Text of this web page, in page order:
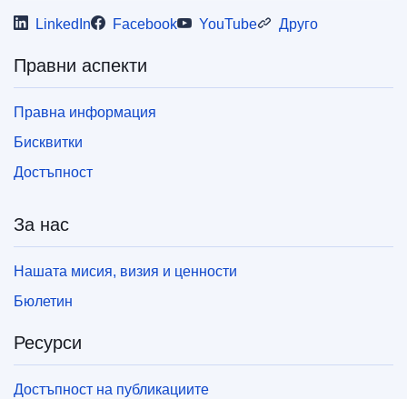
LinkedIn Facebook YouTube Друго
Правни аспекти
Правна информация
Бисквитки
Достъпност
За нас
Нашата мисия, визия и ценности
Бюлетин
Ресурси
Достъпност на публикациите